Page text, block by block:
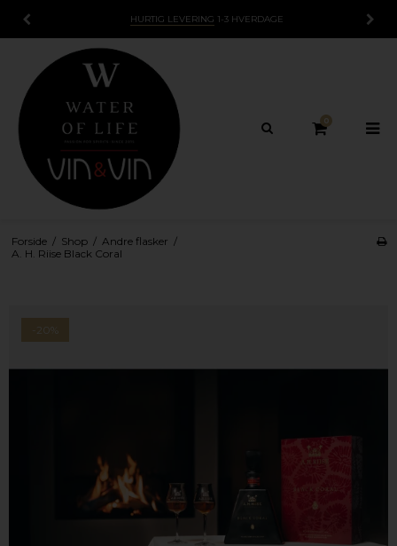
HURTIG LEVERING 1-3 HVERDAGE
0
Forside / Shop / Andre flasker /
A. H. Riise Black Coral
-20%